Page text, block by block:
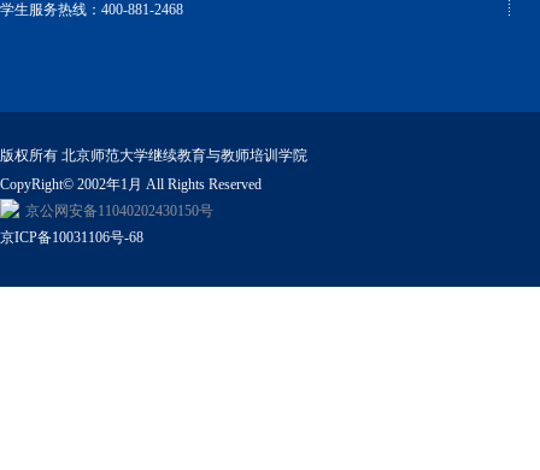
学生服务热线：400-881-2468
版权所有 北京师范大学继续教育与教师培训学院
CopyRight© 2002年1月 All Rights Reserved
京公网安备11040202430150号
京ICP备10031106号-68